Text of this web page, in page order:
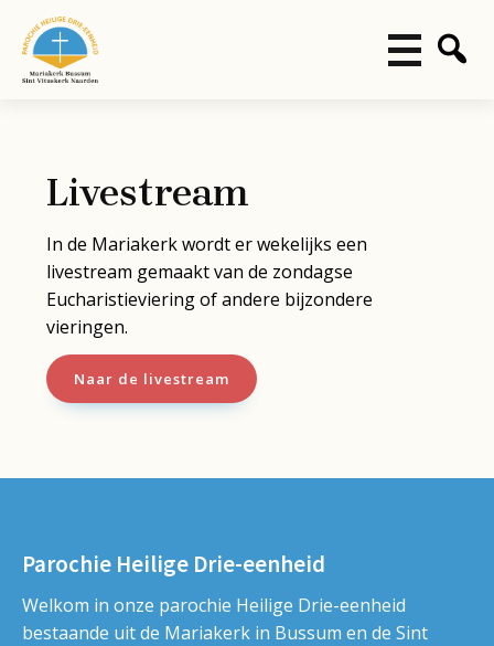
Livestream
In de Mariakerk wordt er wekelijks een
livestream gemaakt van de zondagse
Eucharistieviering of andere bijzondere
vieringen.
Naar de livestream
Parochie Heilige Drie-eenheid
Welkom in onze parochie Heilige Drie-eenheid
bestaande uit de Mariakerk in Bussum en de Sint